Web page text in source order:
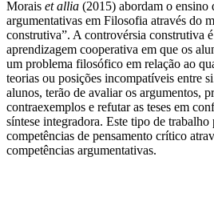
Morais et allia (2015) abordam o ensino
argumentativas em Filosofia através do
construtiva”. A controvérsia construtiva
aprendizagem cooperativa em que os
um problema filosófico em relação ao
teorias ou posições incompatíveis entre
alunos, terão de avaliar os argumentos,
contraexemplos e refutar as teses em
síntese integradora. Este tipo de
competências de pensamento crítico
competências argumentativas.